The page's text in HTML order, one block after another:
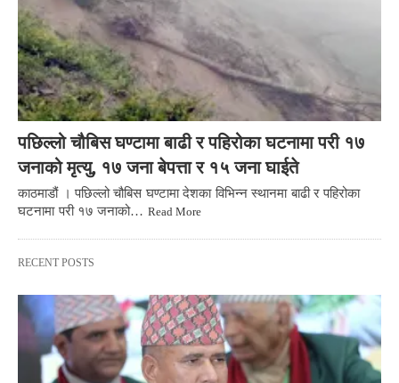
पछिल्लो चौबिस घण्टामा बाढी र पहिरोका घटनामा परी १७
जनाको मृत्यु, १७ जना बेपत्ता र १५ जना घाईते
काठमाडौं । पछिल्लो चौबिस घण्टामा देशका विभिन्न स्थानमा बाढी र पहिरोका
घटनामा परी १७ जनाको… Read More
RECENT POSTS